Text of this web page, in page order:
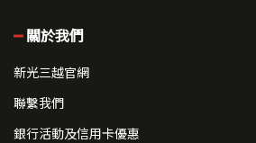
關於我們
新光三越官網
聯繫我們
銀行活動及信用卡優惠